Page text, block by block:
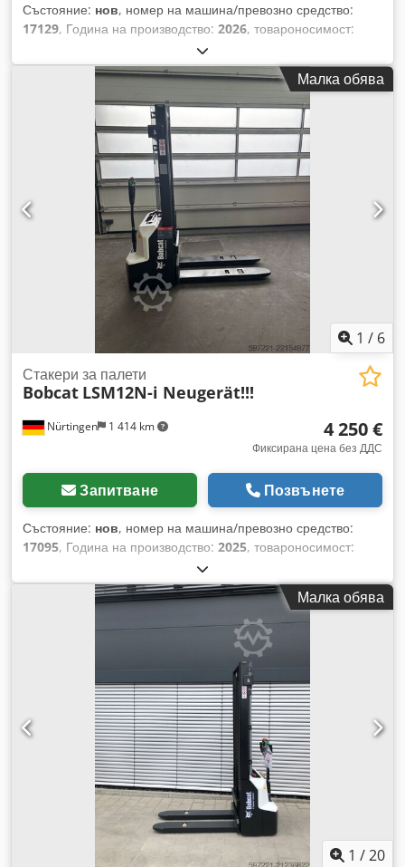
Състояние: нов, номер на машина/превозно средство:
17129, Година на производство: 2026, товароносимост:
, височина на повдигане:
повдигане:1 484 мм, център на товара:500 мм, тип гориво:
, тип мачта:триплекс, строителна височина:
, напрежение на батерията:51,2 V, дължина на
1 200 мм, размер на предната гума:18x7-8 non
, размер на задната гума: 16x6-8 non marking
общо тегло:3 290 кг, 5174830 Сериен номер: OBA05-
000013 Codpfxezfd Dze Aqgjrf Характеристики на
батерията: 51,2 V, 277 Ah
Малка обява
1 / 6
Nürtingen 1 414 km
Стакери за палети
Bobcat LSM12N-i Neugerät!!!
4 250 €
Фиксирана цена без ДДС
Запитване Позвънете
Състояние: нов, номер на машина/превозно средство:
17095, Година на производство: 2025, товароносимост:
, височина на повдигане:
товара:600 мм, тип гориво:електрически, тип мачта:
, строителна височина:1 970 мм
, напрежение на
, дължина на вилиците:1 150 мм
, 5180321 Сериен номер: OBWNR-000081
Cjdpszfd Dbefx Aqgorf Характеристики на акумулатора: 24
Малка обява
1 /20